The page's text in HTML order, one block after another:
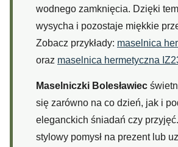
wodnego zamknięcia. Dzięki
wysycha i pozostaje miękkie
Zobacz przykłady: maselnica
oraz maselnica hermetyczna
Maselniczki Bolesławiec
się zarówno na co dzień, jak i
eleganckich śniadań czy
stylowy pomysł na prezent lub